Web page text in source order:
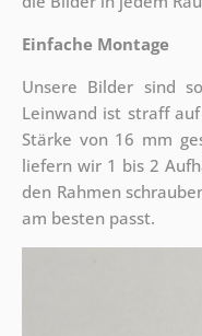
Einfache Montage
Unsere Bilder sind
Leinwand ist straff
Stärke von 16 mm
liefern wir 1 bis 2
den Rahmen
am besten passt.